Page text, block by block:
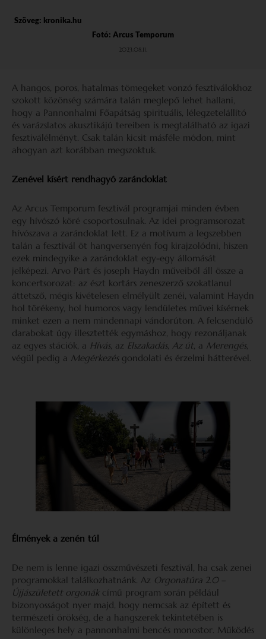
Szöveg: kronika.hu
Fotó: Arcus Temporum
2023.08.11.
A hangos, poros, hatalmas tömegeket vonzó fesztiválokhoz
szokott közönség számára talán meglepő lehet hallani,
hogy a Pannonhalmi Főapátság spirituális, lélegzetelállító
és varázslatos akusztikájú tereiben is megtalálható az igazi
fesztiválélményt. Csak talán kicsit másféle módon, mint
ahogyan azt korábban megszoktuk.
Zenével kísért rendhagyó zarándoklat
Az Arcus Temporum fesztivál programjai minden évben
egy hívószó köré csoportosulnak. Az idei programsorozat
hívószava a zarándoklat lett. Ez a motívum a legszebben
talán a fesztivál öt hangversenyén fog kirajzolódni, hiszen
ezek mindegyike a zarándoklat egy-egy állomását
jelképezi. Arvo Pärt és joseph Haydn műveiből áll össze a
koncertsorozat: az észt kortárs zeneszerző szokatlanul
áttetsző, mégis kivételesen elmélyült zenéi, valamint Haydn
hol törékeny, hol humoros vagy lendületes művei kísérnek
minket ezen a nem mindennapi vándorúton. A felcsendülő
darabokat úgy illesztették egymáshoz, hogy rezonáljanak
az egyes stációk, a Hívás, az Elszakadás, Az út, a Merengés,
végül pedig a Megérkezés gondolati és érzelmi hátterével.
Élmények a zenén túl
De nem is lenne igazi összművészeti fesztivál, ha csak zenei
programokkal találkozhatnánk. Az Orgonatúra 2.0 –
Újjászületett orgonák című program során például
bizonyosságot nyer majd, hogy nemcsak az épített és
természeti örökség, de a hangszerek tekintetében is
különleges hely a pannonhalmi bencés monostor. Működés